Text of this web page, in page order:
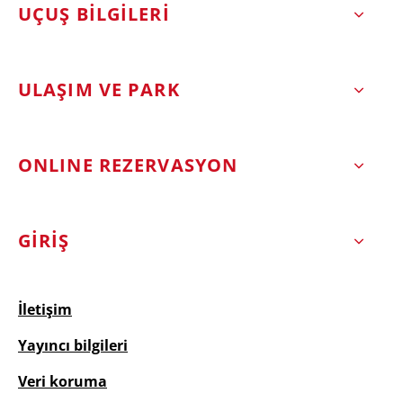
UÇUŞ BİLGİLERİ
ULAŞIM VE PARK
ONLINE REZERVASYON
GİRİŞ
İletişim
Yayıncı bilgileri
Veri koruma